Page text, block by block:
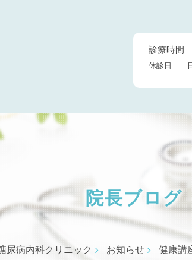
診療時間
休診日 日
院長ブログ
尿病内科クリニック お知らせ 健康講